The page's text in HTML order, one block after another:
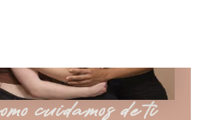
cuidamos de ti